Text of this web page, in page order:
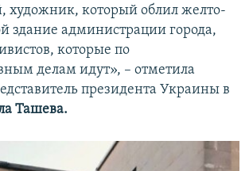
художник, который облил желто-
здание администрации города,
которые по
делам идут»‎, – отметила
президента Украины в
Ташева.